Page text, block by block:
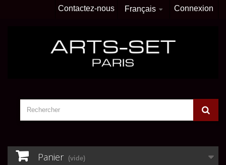
Connexion
Français
Contactez-nous
Panier (vide)